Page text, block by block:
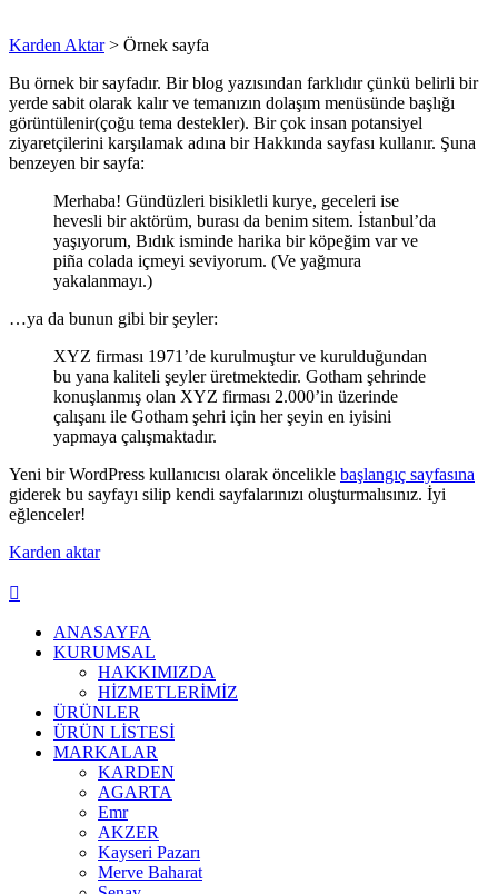
Karden Aktar> Örnek sayfa
Bu örnek bir sayfadır. Bir blog yazısından farklıdır çünkü belirli bir
yerde sabit olarak kalır ve temanızın dolaşım menüsünde başlığı
görüntülenir(çoğu tema destekler). Bir çok insan potansiyel
ziyaretçilerini karşılamak adına bir Hakkında sayfası kullanır. Şuna
benzeyen bir sayfa:
Merhaba! Gündüzleri bisikletli kurye, geceleri ise
hevesli bir aktörüm, burası da benim sitem. İstanbul’da
yaşıyorum, Bıdık isminde harika bir köpeğim var ve
piña colada içmeyi seviyorum. (Ve yağmura
yakalanmayı.)
…ya da bunun gibi bir şeyler:
XYZ firması 1971’de kurulmuştur ve kurulduğundan
bu yana kaliteli şeyler üretmektedir. Gotham şehrinde
konuşlanmış olan XYZ firması 2.000’in üzerinde
çalışanı ile Gotham şehri için her şeyin en iyisini
yapmaya çalışmaktadır.
Yeni bir WordPress kullanıcısı olarak öncelikle başlangıç sayfasına
giderek bu sayfayı silip kendi sayfalarınızı oluşturmalısınız. İyi
eğlenceler!
Karden aktar
ANASAYFA
KURUMSAL
HAKKIMIZDA
HİZMETLERİMİZ
ÜRÜNLER
ÜRÜN LİSTESİ
MARKALAR
KARDEN
AGARTA
Emr
AKZER
Kayseri Pazarı
Merve Baharat